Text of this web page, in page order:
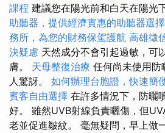
課程 建議您在陽光前和白天在陽光
助聽器，提供經濟實惠的助聽器選擇
務所，為您的財務保駕護航 高雄徵
決疑慮 天然成分不會引起過敏，可
膚。 天母整復治療 任何尚未使用防
人驚訝。 如何辦理台胞證，快速簡
賓客自由選擇 在許多情況下，防曬
好。 雖然UVB射線負責曬傷，但
老並促進皺紋。 毫無疑問，早上做